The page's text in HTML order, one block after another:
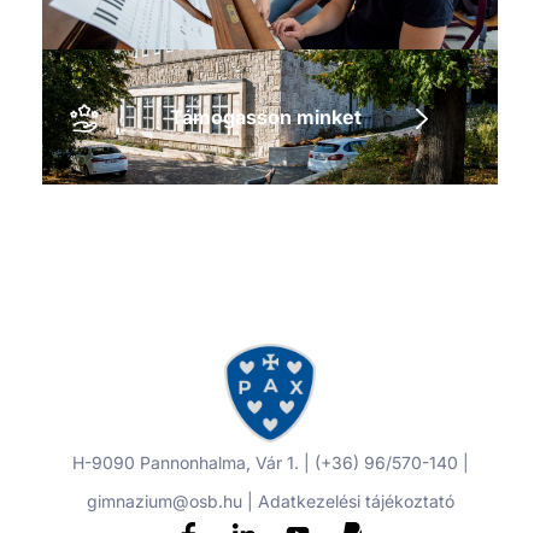
Támogasson minket
H-9090 Pannonhalma, Vár 1. | (+36) 96/570-140 |
gimnazium@osb.hu | Adatkezelési tájékoztató